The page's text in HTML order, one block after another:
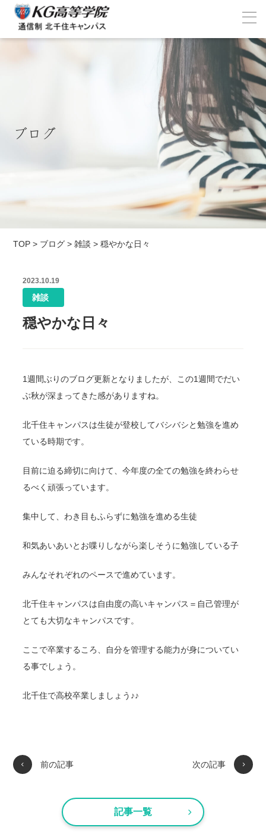
ブログ
TOP > ブログ >雑談 >穏やかな日々
2023.10.19
雑談
穏やかな日々
1週間ぶりのブログ更新となりましたが、この1週間でだい
ぶ秋が深まってきた感がありますね。
北千住キャンパスは生徒が登校してバシバシと勉強を進め
ている時期です。
目前に迫る締切に向けて、今年度の全ての勉強を終わらせ
るべく頑張っています。
集中して、わき目もふらずに勉強を進める生徒
和気あいあいとお喋りしながら楽しそうに勉強している子
みんなそれぞれのペースで進めています。
北千住キャンパスは自由度の高いキャンパス＝自己管理が
とても大切なキャンパスです。
ここで卒業するころ、自分を管理する能力が身についてい
る事でしょう。
北千住で高校卒業しましょう♪♪
前の記事 次の記事
記事一覧